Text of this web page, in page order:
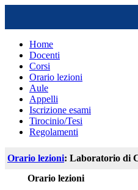
Home
Docenti
Corsi
Orario lezioni
Aule
Appelli
Iscrizione esami
Tirocinio/Tesi
Regolamenti
Orario lezioni: Laboratorio di
Orario lezioni